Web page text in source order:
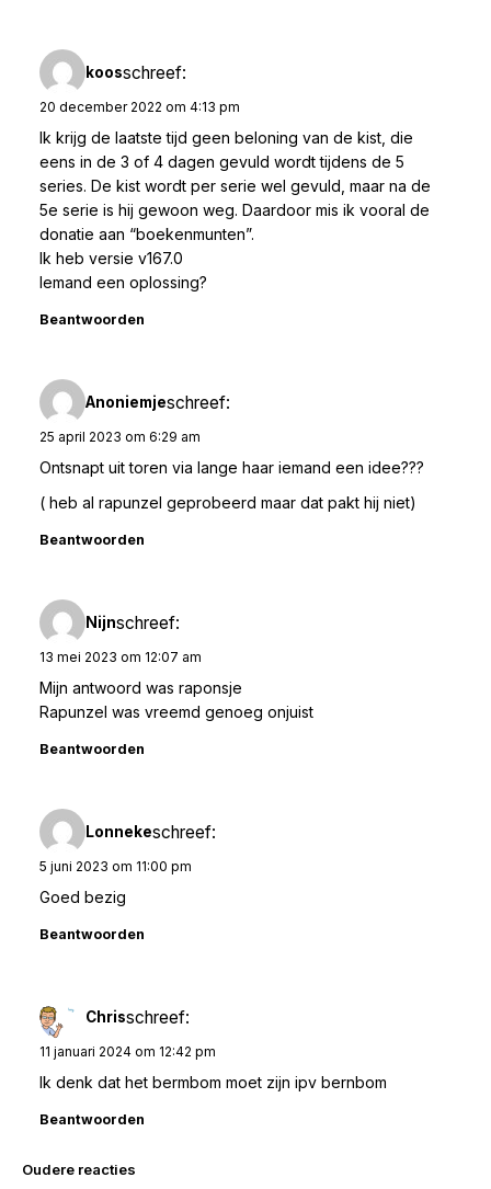
koosschreef:
20 december 2022 om 4:13 pm
Ik krijg de laatste tijd geen beloning van de kist, die
eens in de 3 of 4 dagen gevuld wordt tijdens de 5
series. De kist wordt per serie wel gevuld, maar na de
5e serie is hij gewoon weg. Daardoor mis ik vooral de
donatie aan “boekenmunten”.
Ik heb versie v167.0
Iemand een oplossing?
Beantwoorden
Anoniemjeschreef:
25 april 2023 om 6:29 am
Ontsnapt uit toren via lange haar iemand een idee???
( heb al rapunzel geprobeerd maar dat pakt hij niet)
Beantwoorden
Nijnschreef:
13 mei 2023 om 12:07 am
Mijn antwoord was raponsje
Rapunzel was vreemd genoeg onjuist
Beantwoorden
Lonnekeschreef:
5 juni 2023 om 11:00 pm
Goed bezig
Beantwoorden
Chrisschreef:
11 januari 2024 om 12:42 pm
Ik denk dat het bermbom moet zijn ipv bernbom
Beantwoorden
Reacties
Oudere reacties